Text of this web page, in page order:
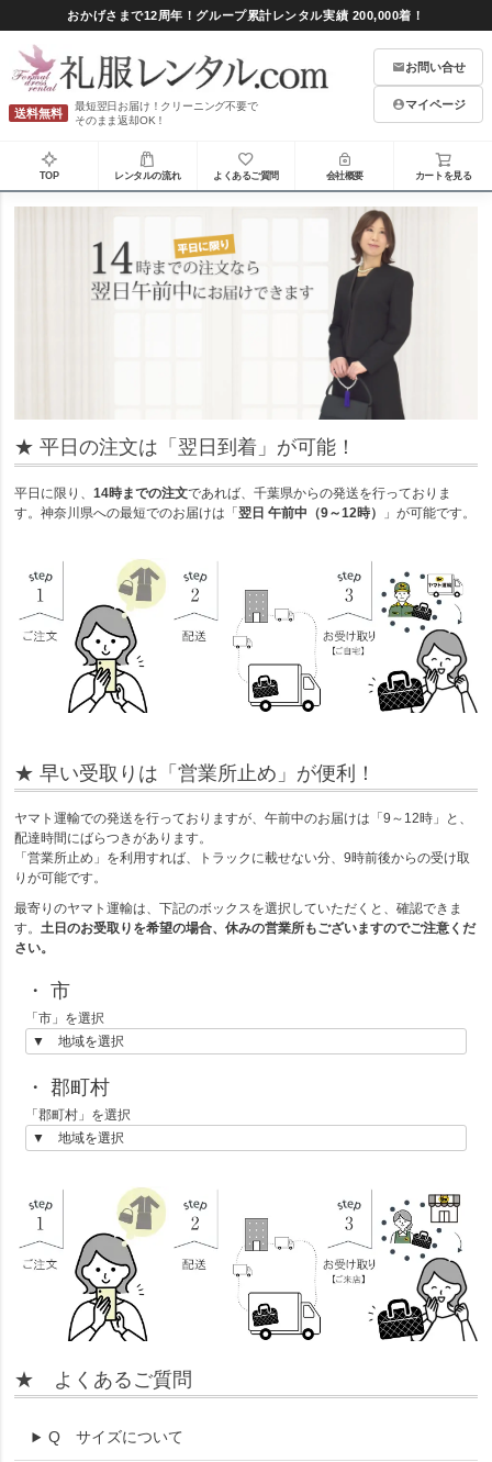
おかげさまで12周年！グループ累計レンタル実績 200,000着！
送料無料
最短翌日お届け！クリーニング不要で
そのまま返却OK！
お問い合せ
マイページ
TOP レンタルの流れ よくあるご質問 会社概要 カートを見る
★ 平日の注文は「翌日到着」が可能！
平日に限り、14時までの注文であれば、千葉県からの発送を行っておりま
す。神奈川県への最短でのお届けは「翌日 午前中（9～12時） 」が可能です。
★ 早い受取りは「営業所止め」が便利！
ヤマト運輸での発送を行っておりますが、午前中のお届けは「9～12時」と、
配達時間にばらつきがあります。
「営業所止め」を利用すれば、トラックに載せない分、9時前後からの受け取
りが可能です。
最寄りのヤマト運輸は、下記のボックスを選択していただくと、確認できま
す。土日のお受取りを希望の場合、休みの営業所もございますのでご注意くだ
さい。
・ 市
「市」を選択
・ 郡町村
「郡町村」を選択
★ よくあるご質問
Q サイズについて